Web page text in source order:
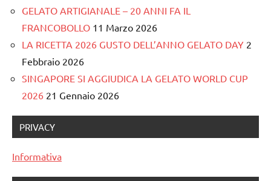
GELATO ARTIGIANALE – 20 ANNI FA IL
FRANCOBOLLO 11 Marzo 2026
LA RICETTA 2026 GUSTO DELL’ANNO GELATO DAY 2
Febbraio 2026
SINGAPORE SI AGGIUDICA LA GELATO WORLD CUP
2026 21 Gennaio 2026
PRIVACY
Informativa